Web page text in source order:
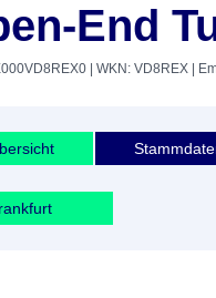
End
| WKN: VD8REX |